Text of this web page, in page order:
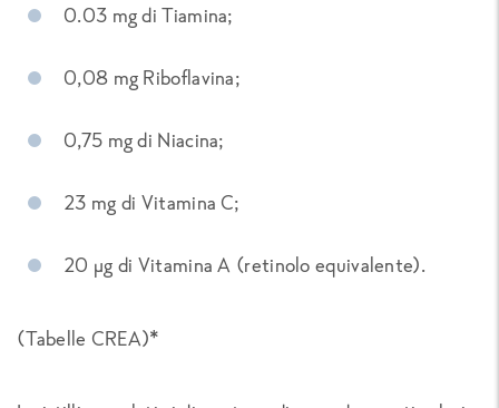
0.03 mg di Tiamina;
0,08 mg Riboflavina;
0,75 mg di Niacina;
23 mg di Vitamina C;
20 µg di Vitamina A (retinolo equivalente).
(Tabelle CREA)*